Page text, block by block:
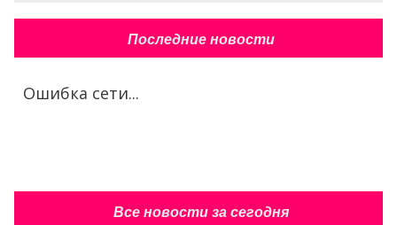
Последние новости
Ошибка сети...
Все новости за сегодня